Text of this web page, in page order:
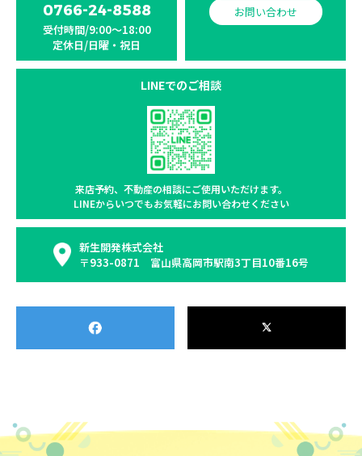
0766-24-8588
受付時間/9:00〜18:00
定休日/日曜・祝日
お問い合わせ
LINEでのご相談
来店予約、不動産の相談にご使用いただけます。
LINEからいつでもお気軽にお問い合わせください
新生開発株式会社
〒933-0871 富山県高岡市駅南3丁目10番16号